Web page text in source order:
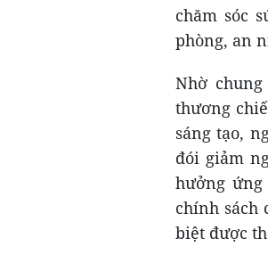
chăm sóc
phòng, an
Nhờ
thương
sáng tạo,
đói giảm
hưởng
chính sách
biệt được